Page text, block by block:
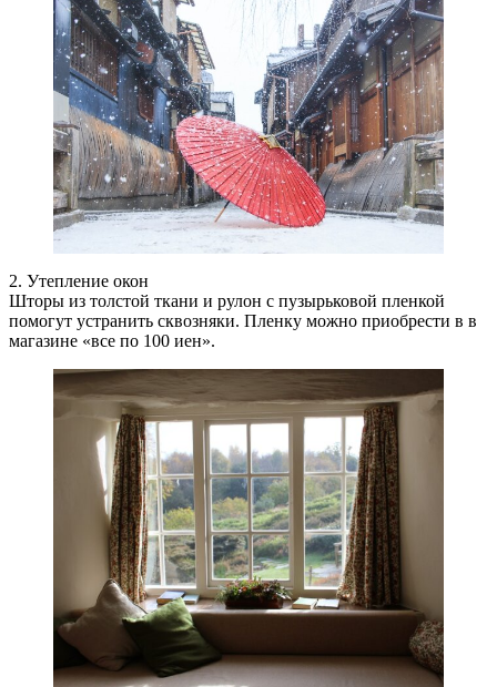
2. Утепление окон
Шторы из толстой ткани и рулон с пузырьковой пленкой
помогут устранить сквозняки. Пленку можно приобрести в в
магазине «все по 100 иен».